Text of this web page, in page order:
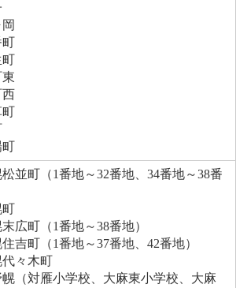
並町（1番地～32番地、34番地～38番
広町（1番地～38番地）
吉町（1番地～37番地、42番地）
々木町
（対雁小学校、大麻東小学校、大麻